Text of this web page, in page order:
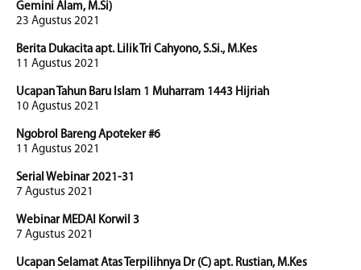
Gemini Alam, M.Si)
23 Agustus 2021
Berita Dukacita apt. Lilik Tri Cahyono, S.Si., M.Kes
11 Agustus 2021
Ucapan Tahun Baru Islam 1 Muharram 1443 Hijriah
10 Agustus 2021
Ngobrol Bareng Apoteker #6
11 Agustus 2021
Serial Webinar 2021-31
7 Agustus 2021
Webinar MEDAI Korwil 3
7 Agustus 2021
Ucapan Selamat Atas Terpilihnya Dr (C) apt. Rustian, M.Kes